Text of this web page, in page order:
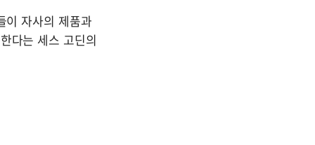
이 자사의 제품과
다는 세스 고딘의